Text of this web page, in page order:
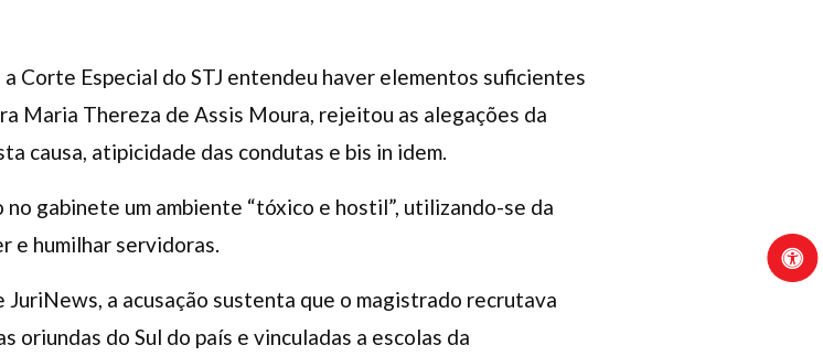
Corte Especial do STJ entendeu haver elementos suficientes
Maria Thereza de Assis Moura, rejeitou as alegações da
causa, atipicidade das condutas e bis in idem.
gabinete um ambiente “tóxico e hostil”, utilizando-se da
e humilhar servidoras.
a acusação sustenta que o magistrado recrutava
do Sul do país e vinculadas a escolas da